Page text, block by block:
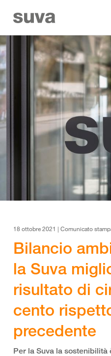
18 ottobre 2021 | Comunicato
Bilancio
la Suva
risultato di
cento
precedente
Per la Suva la